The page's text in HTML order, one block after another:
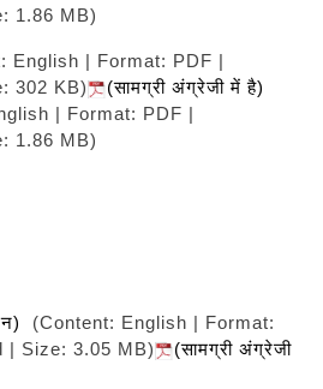
1.86 MB)
English | Format: PDF |
302 KB)
(सामग्री अंग्रेजी में है)
| Format: PDF |
1.86 MB)
(Content: English | Format:
| Size: 3.05 MB)
(सामग्री अंग्रेजी